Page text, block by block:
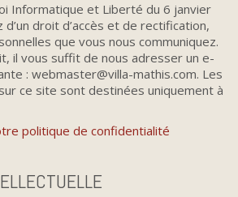
Informatique et Liberté du 6 janvier
droit d’accès et de rectification,
que vous nous communiquez.
il vous suffit de nous adresser un e-
: webmaster@villa-mathis.com. Les
ce site sont destinées uniquement à
politique de confidentialité